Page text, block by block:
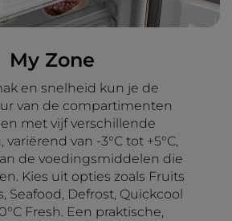
My Zone
en snelheid kun je de
van de compartimenten
met vijf verschillende
van -3°C tot +5°C,
de voedingsmiddelen die
Kies uit opties zoals Fruits
Seafood, Defrost, Quickcool
Fresh. Een praktische,